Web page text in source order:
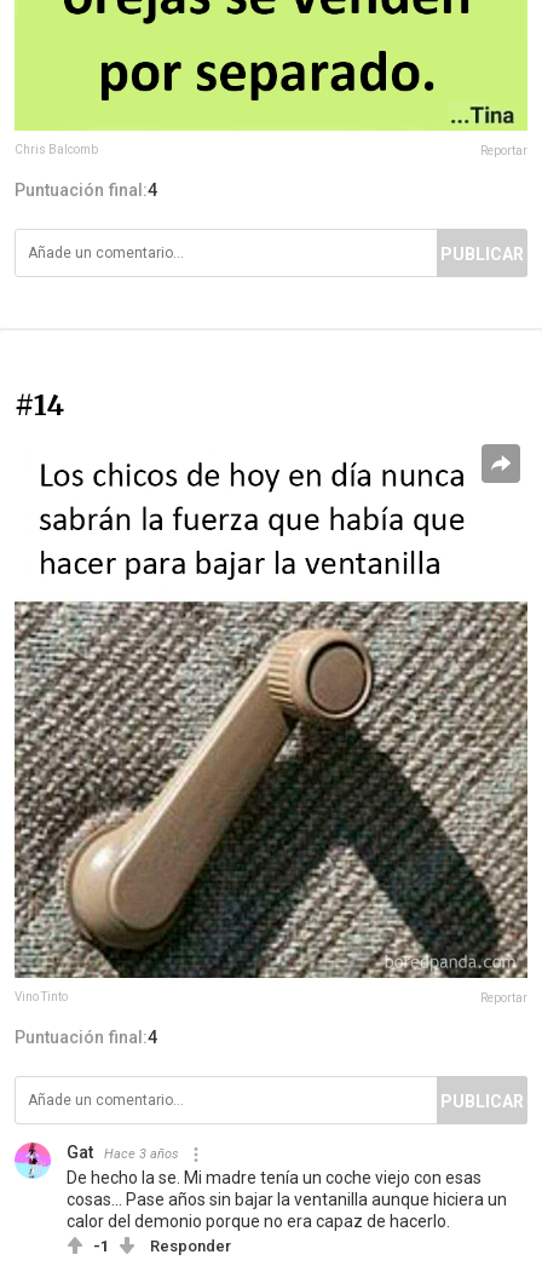
Chris Balcomb Reportar
Puntuación final:4
PUBLICAR
#14
Vino Tinto Reportar
Puntuación final:4
PUBLICAR
Gat Hace 3 años
De hecho la se. Mi madre tenía un coche viejo con esas
cosas... Pase años sin bajar la ventanilla aunque hiciera un
calor del demonio porque no era capaz de hacerlo.
-1 Responder